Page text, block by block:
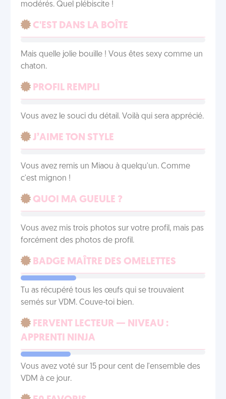
modérés. Quel plébiscite !
C'EST DANS LA BOÎTE
Mais quelle jolie bouille ! Vous êtes sexy comme un
chaton.
PROFIL REMPLI
Vous avez le souci du détail. Voilà qui sera apprécié.
J’AIME TON STYLE
Vous avez remis un Miaou à quelqu'un. Comme
c'est mignon !
QUOI MA GUEULE ?
Vous avez mis trois photos sur votre profil, mais pas
forcément des photos de profil.
BADGE MAÎTRE DES OMELETTES
Tu as récupéré tous les œufs qui se trouvaient
semés sur VDM. Couve-toi bien.
FERVENT LECTEUR — NIVEAU :
APPRENTI NINJA
Vous avez voté sur 15 pour cent de l'ensemble des
VDM à ce jour.